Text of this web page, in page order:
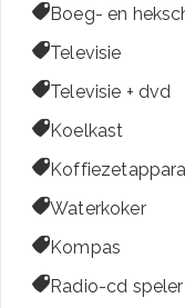
Boeg- en
Televisie
Televisie + dvd
Koelkast

Waterkoker
Kompas
Radio-cd speler